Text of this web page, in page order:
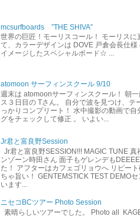
mcsurfboards ”THE SHIVA”
世界の巨匠！モーリスコール！ モーリスに
て、カラーデザインは DOVE 戸倉会長仕様
イメージしたスペシャルボード☆ ...
atomoon サーフィンスクール 9/10
週末は atomoonサーフィンスクール！ 朝
ス３日目の Tさん。 自分で波を見つけ、テ
っかりコンプリート！ 水中撮影の動画で自
グをチェックして修正 。 いよい...
Jr君と富良野Session
Jr君と富良野SESSION!!! MAGIC TUNE 真
ンゾーン時田さん 面子もゲレンデも
た！ アフターはカフェゴリョウへ リピー
ちゃ旨い！ GENTEMSTICK TEST DEMO
います...
ニセコBCツアー Photo Session
素晴らしいツアーでした。 Photo all